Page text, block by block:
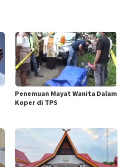
Penemuan Mayat Wanita Dalam
Koper di TPS